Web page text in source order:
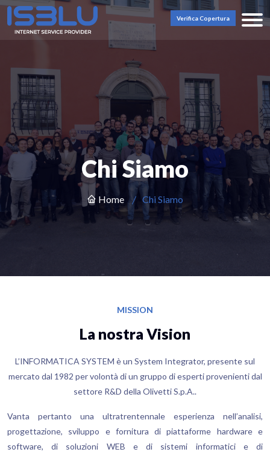
Verifica Copertura
Chi Siamo
Home Chi Siamo
MISSION
La nostra Vision
L’INFORMATICA SYSTEM è un System Integrator, presente sul
mercato dal 1982 per volontà di un gruppo di esperti provenienti dal
settore R&D della Olivetti S.p.A..
Vanta pertanto una ultratrentennale esperienza nell’analisi,
progettazione, sviluppo e fornitura di piattaforme hardware e
software, di soluzioni WEB e di sistemi informatici e di